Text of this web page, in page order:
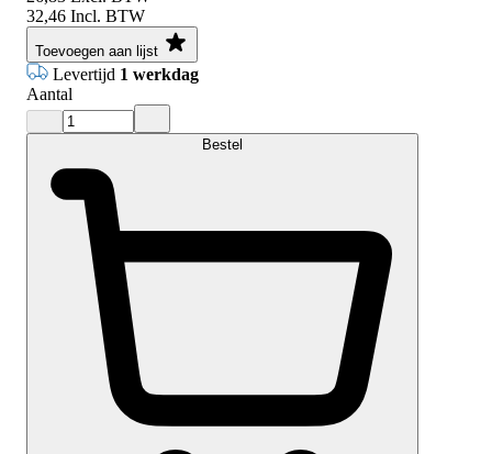
32,46 Incl. BTW
Toevoegen aan lijst
Levertijd 1 werkdag
Aantal
Bestel